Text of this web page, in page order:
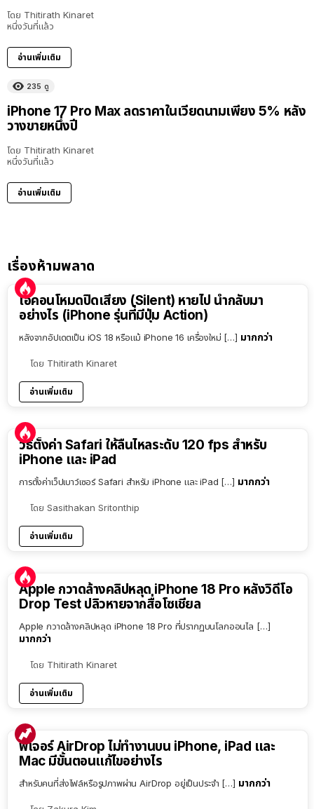
โดย Thitirath Kinaret
หนึ่งวันที่แล้ว
อ่านเพิ่มเติม
235 ดู
iPhone 17 Pro Max ลดราคาในเวียดนามเพียง 5% หลัง
วางขายหนึ่งปี
โดย Thitirath Kinaret
หนึ่งวันที่แล้ว
อ่านเพิ่มเติม
เรื่องห้ามพลาด
ไอคอนโหมดปิดเสียง (Silent) หายไป นำกลับมา
อย่างไร (iPhone รุ่นที่มีปุ่ม Action)
หลังจากอัปเดตเป็น iOS 18 หรือแม้ iPhone 16 เครื่องใหม่ […] มากกว่า
โดย Thitirath Kinaret
อ่านเพิ่มเติม
วิธีตั้งค่า Safari ให้ลื่นไหลระดับ 120 fps สำหรับ
iPhone และ iPad
การตั้งค่าเว็ปเบาว์เซอร์ Safari สำหรับ iPhone และ iPad […] มากกว่า
โดย Sasithakan Sritonthip
อ่านเพิ่มเติม
Apple กวาดล้างคลิปหลุด iPhone 18 Pro หลังวิดีโอ
Drop Test ปลิวหายจากสื่อโซเชียล
Apple กวาดล้างคลิปหลุด iPhone 18 Pro ที่ปรากฏบนโลกออนไล […]
มากกว่า
โดย Thitirath Kinaret
อ่านเพิ่มเติม
ฟีเจอร์ AirDrop ไม่ทำงานบน iPhone, iPad และ
Mac มีขั้นตอนแก้ไขอย่างไร
สำหรับคนที่ส่งไฟล์หรือรูปภาพผ่าน AirDrop อยู่เป็นประจำ […] มากกว่า